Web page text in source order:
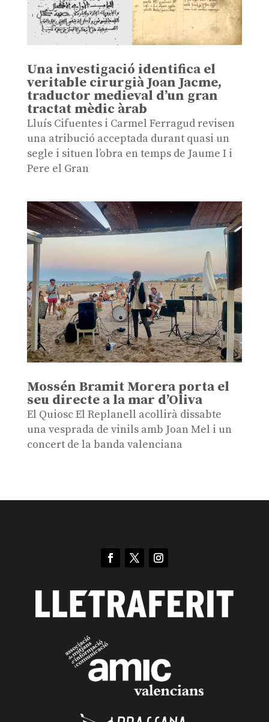
Una investigació identifica el
veritable cirurgià Joan Jacme,
traductor medieval d’un gran
tractat mèdic àrab
Lluís Cifuentes i Carmel Ferragud revisen
una atribució acceptada durant quasi un
segle i situen l’obra en temps de Jaume I i
Pere el Gran
Mossén Bramit Morera porta el
seu directe a la mar d’Oliva
El Quiosc El Replanell acollirà dissabte
una vesprada de vinils amb Joan Mel i un
concert de la banda valenciana